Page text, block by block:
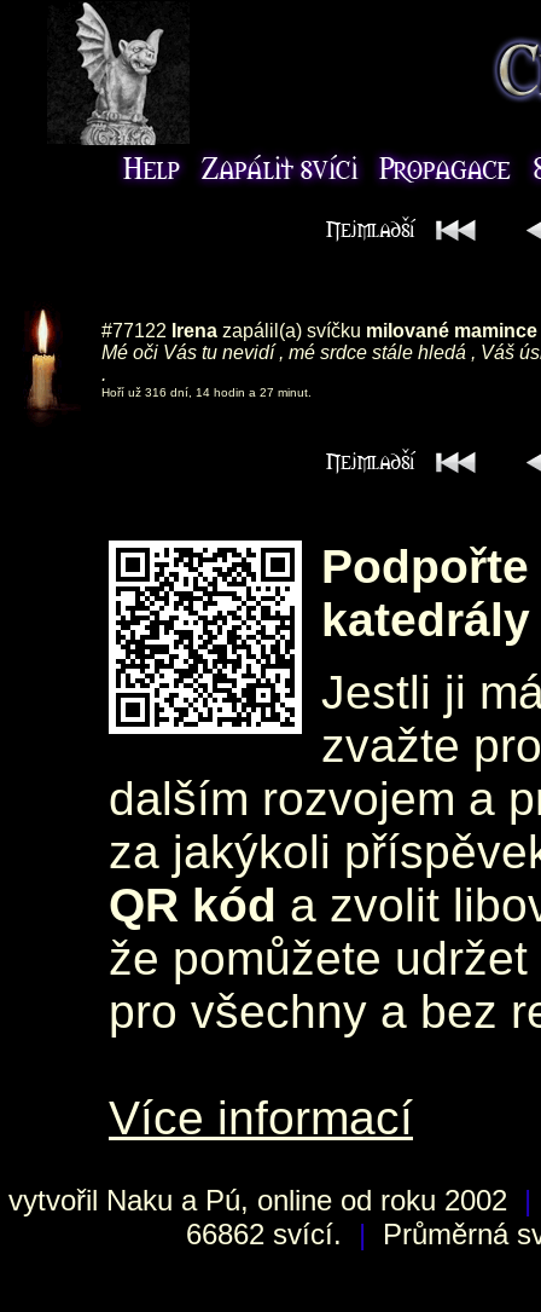
#77122 Irena zapálil(a) svíčku milované
Mé oči Vás tu nevidí , mé srdce stále hledá , Váš
.
Hoří už 316 dní, 14 hodin a 27 minut.
katedrály
Jestli ji
zvažte
dalším rozvojem a
za jakýkoli
QR kód a zvolit
že pomůžete
pro všechny a bez
Více informací
vytvořil Naku a Pú, online od roku 2002 |
66862 svící.
| Průměrná